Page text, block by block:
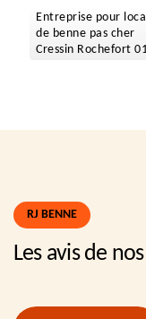
Entreprise pour
de benne pas cher
Cressin Rochefort
RJ BENNE
Les avis de